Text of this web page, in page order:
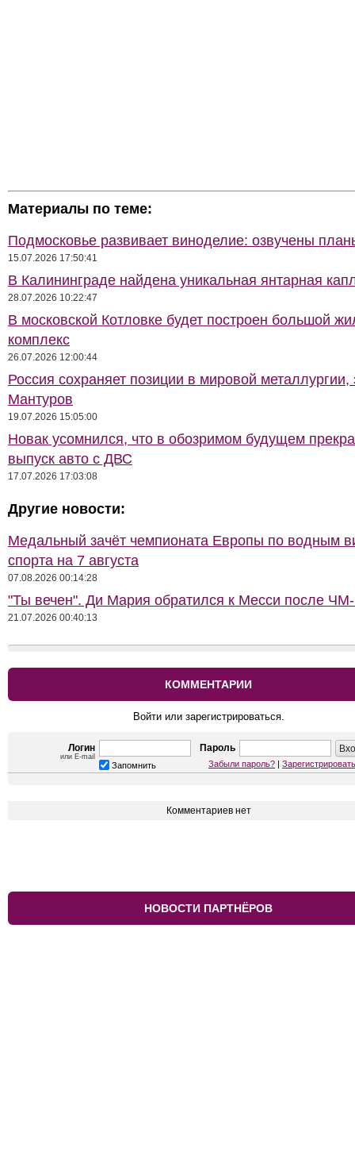
Материалы по теме:
Подмосковье развивает виноделие: озвучены
15.07.2026 17:50:41
В Калининграде найдена уникальная янтарная
28.07.2026 10:22:47
В московской Котловке будет построен большой
комплекс
26.07.2026 12:00:44
Россия сохраняет позиции в мировой металлургии,
Мантуров
19.07.2026 15:05:00
Новак усомнился, что в обозримом будущем
выпуск авто с ДВС
17.07.2026 17:03:08
Другие новости:
Медальный зачёт чемпионата Европы по водным
спорта на 7 августа
07.08.2026 00:14:28
"Ты вечен". Ди Мария обратился к Месси после
21.07.2026 00:40:13
КОММЕНТАРИИ
Войти или зарегистрироваться.
Логин
или E-mail
Пароль
Запомнить Забыли пароль? |
Комментариев нет
НОВОСТИ ПАРТНЁРОВ